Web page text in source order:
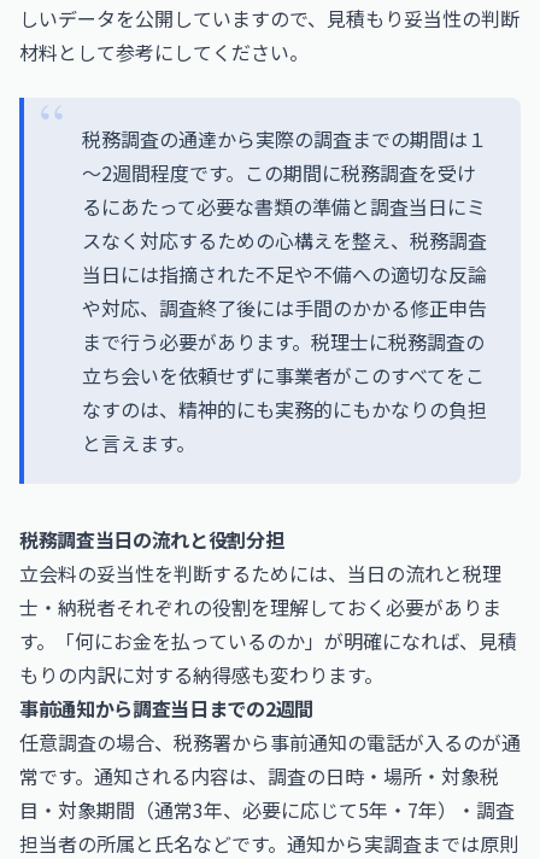
しいデータを公開していますので、見積もり妥当性の判断
材料として参考にしてください。
税務調査の通達から実際の調査までの期間は１
～2週間程度です。この期間に税務調査を受け
るにあたって必要な書類の準備と調査当日にミ
スなく対応するための心構えを整え、税務調査
当日には指摘された不足や不備への適切な反論
や対応、調査終了後には手間のかかる修正申告
まで行う必要があります。税理士に税務調査の
立ち会いを依頼せずに事業者がこのすべてをこ
なすのは、精神的にも実務的にもかなりの負担
と言えます。
税務調査当日の流れと役割分担
立会料の妥当性を判断するためには、当日の流れと税理
士・納税者それぞれの役割を理解しておく必要がありま
す。「何にお金を払っているのか」が明確になれば、見積
もりの内訳に対する納得感も変わります。
事前通知から調査当日までの2週間
任意調査の場合、税務署から事前通知の電話が入るのが通
常です。通知される内容は、調査の日時・場所・対象税
目・対象期間（通常3年、必要に応じて5年・7年）・調査
担当者の所属と氏名などです。通知から実調査までは原則